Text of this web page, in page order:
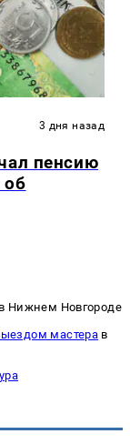
3 дня назад
пенсию
в Нижнем Новгороде
мастера в